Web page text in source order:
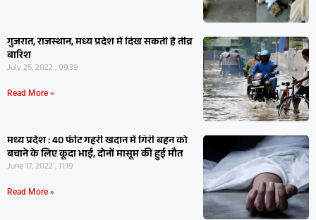
गुजरात, राजस्थान, मध्य प्रदेश में दिख सकती है तीव्र
बारिश
July 25, 2022 , 09:39
Read More »
मध्य प्रदेश : 40 फीट गहरी खदान में गिरी बहन को
बचाने के लिए कूदा भाई, दोनों मासूम की हुई मौत
June 17, 2022 , 11:19
Read More »